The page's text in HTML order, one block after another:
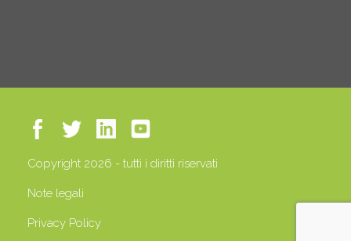
Copyright 2026 - tutti i diritti riservati
Note legali
Privacy Policy